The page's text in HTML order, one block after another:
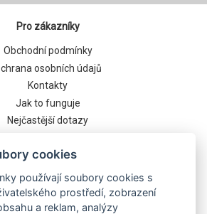
Pro zákazníky
Obchodní podmínky
osobních údajů
Kontakty
Jak to funguje
Nejčastější dotazy
cookies
používají soubory cookies s
prostředí, zobrazení
a reklam, analýzy